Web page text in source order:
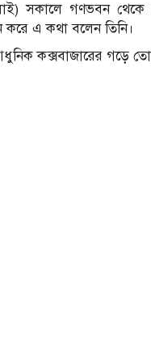
সকালে গণভবন থেকে
করে এ কথা বলেন তিনি।
কক্সবাজারের গড়ে